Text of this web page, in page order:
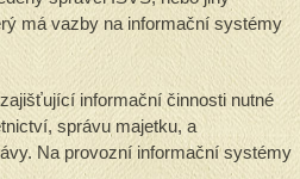
má vazby na informační systémy
informační činnosti nutné
správu majetku, a
Na provozní informační systémy